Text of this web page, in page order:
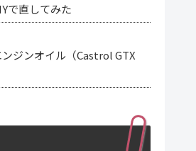
で直してみた
ンジンオイル（Castrol GTX